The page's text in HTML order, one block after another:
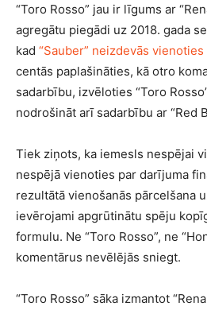
“Toro Rosso” jau ir līgums ar
agregātu piegādi uz 2018. gada
kad “Sauber” neizdevās vienoties
centās paplašināties, kā otro
sadarbību, izvēloties “Toro
nodrošināt arī sadarbību ar “Red
Tiek ziņots, ka iemesls nespējai
nespējā vienoties par darījuma
rezultātā vienošanās pārcelšana
ievērojami apgrūtinātu spēju
formulu. Ne “Toro Rosso”, ne
komentārus nevēlējās sniegt.
“Toro Rosso” sāka izmantot